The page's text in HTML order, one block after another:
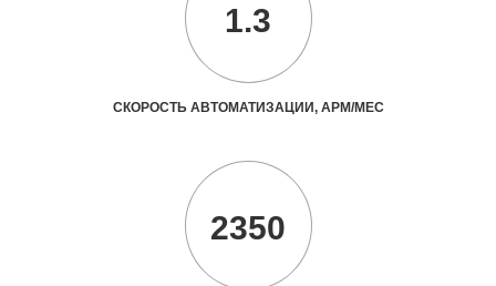
1.3
СКОРОСТЬ АВТОМАТИЗАЦИИ, АРМ/МЕС
2350